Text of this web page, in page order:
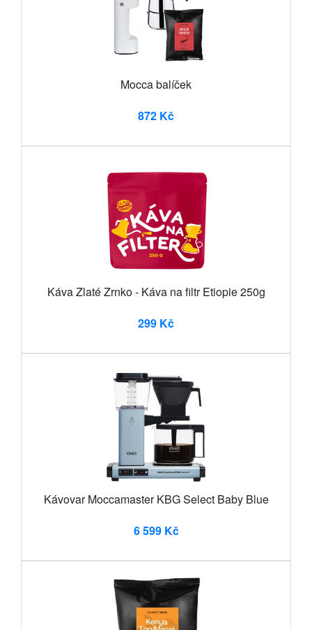
Mocca balíček
872 Kč
Káva Zlaté Zrnko - Káva na filtr Etiopie 250g
299 Kč
Kávovar Moccamaster KBG Select Baby Blue
6 599 Kč